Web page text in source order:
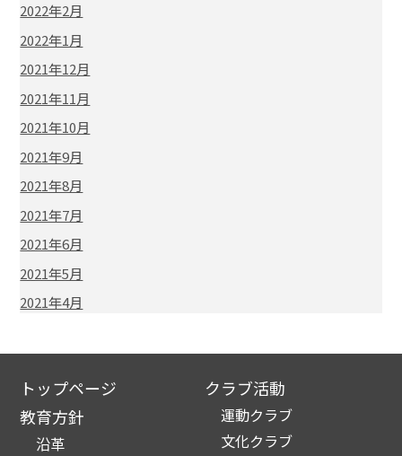
2022年2月
2022年1月
2021年12月
2021年11月
2021年10月
2021年9月
2021年8月
2021年7月
2021年6月
2021年5月
2021年4月
トップページ
教育方針
沿革
クラブ活動
運動クラブ
文化クラブ